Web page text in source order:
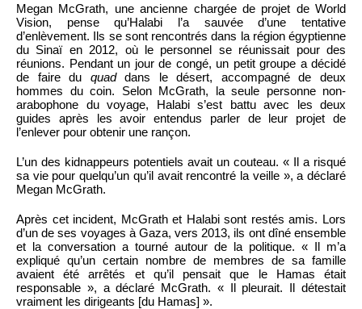
Megan McGrath, une ancienne chargée de projet de World
Vision, pense qu’Halabi l’a sauvée d’une tentative
d’enlèvement. Ils se sont rencontrés dans la région égyptienne
du Sinaï en 2012, où le personnel se réunissait pour des
réunions. Pendant un jour de congé, un petit groupe a décidé
de faire du quaddans le désert, accompagné de deux
hommes du coin. Selon McGrath, la seule personne non-
arabophone du voyage, Halabi s’est battu avec les deux
guides après les avoir entendus parler de leur projet de
l’enlever pour obtenir une rançon.
L’un des kidnappeurs potentiels avait un couteau. « Il a risqué
sa vie pour quelqu’un qu’il avait rencontré la veille », a déclaré
Megan McGrath.
Après cet incident, McGrath et Halabi sont restés amis. Lors
d’un de ses voyages à Gaza, vers 2013, ils ont dîné ensemble
et la conversation a tourné autour de la politique. « Il m’a
expliqué qu’un certain nombre de membres de sa famille
avaient été arrêtés et qu’il pensait que le Hamas était
responsable », a déclaré McGrath. « Il pleurait. Il détestait
vraiment les dirigeants [du Hamas] ».